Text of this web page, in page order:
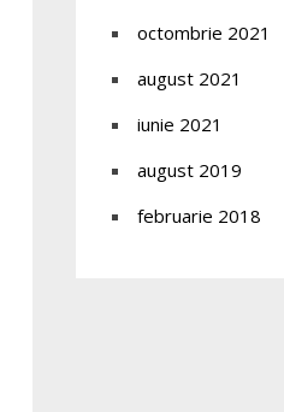
octombrie 2021
august 2021
iunie 2021
august 2019
februarie 2018